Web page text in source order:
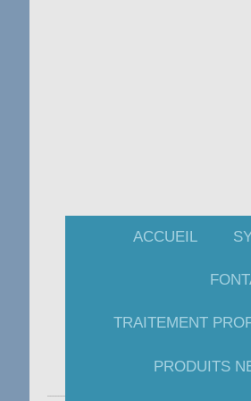
ACCUEIL
TRAITEMENT
PRODUITS